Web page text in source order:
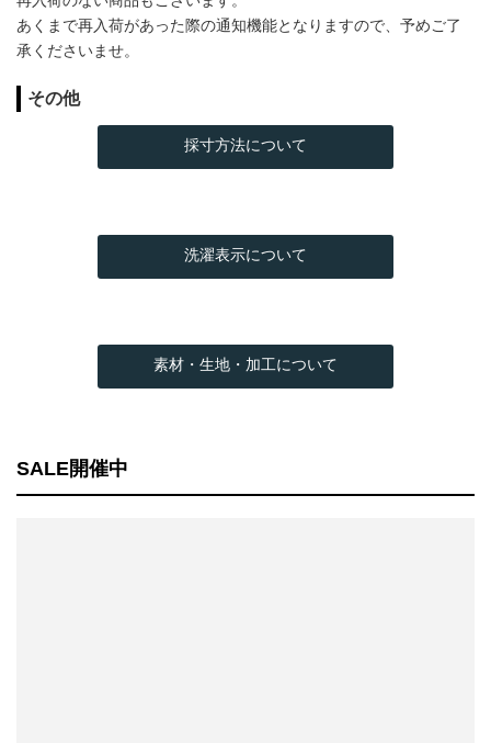
あくまで再入荷があった際の通知機能となりますので、予めご了
承くださいませ。
その他
採寸方法について
洗濯表示について
素材・生地・加工について
SALE開催中